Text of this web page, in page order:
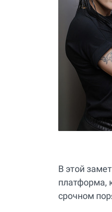
В этой
платформа,
срочном